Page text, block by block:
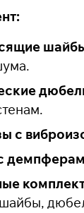
с